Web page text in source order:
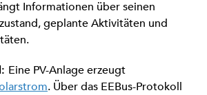
Informationen über seinen
geplante Aktivitäten und
Eine PV-Anlage erzeugt
. Über das EEBus-Protokoll